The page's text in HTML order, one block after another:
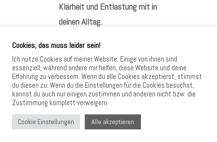
Klarheit und Entlastung mit in
deinen Alltag.
HIER FINDEST DU MICH
Cookies, das muss leider sein!
Ich nutze Cookies auf meiner Website. Einige von ihnen sind
essenziell, während andere mir helfen, diese Website und deine
Erfahrung zu verbessern. Wenn du alle Cookies akzeptierst, stimmst
du diesen zu. Wenn du die Einstellungen für die Cookies besuchst,
kannst du auch nur einigen zustimmen und anderen nicht bzw. die
Zustimmung komplett verweigern.
Cookie Einstellungen Alle akzeptieren